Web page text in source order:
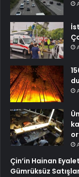
Çin’in Hainan
Gümrüksüz